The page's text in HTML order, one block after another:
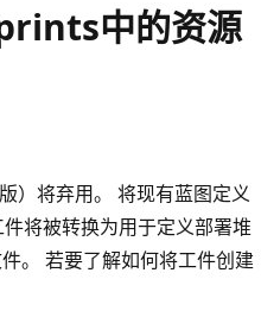
中的资源
）将弃用。 将现有蓝图定义
将被转换为用于定义部署堆
。 若要了解如何将工件创建